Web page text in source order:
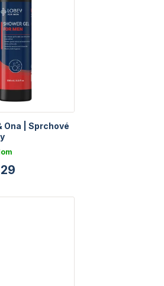
Ona | Sprchové